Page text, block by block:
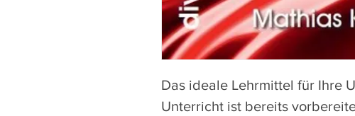
Das ideale Lehrmittel für Ihre
Unterricht ist bereits